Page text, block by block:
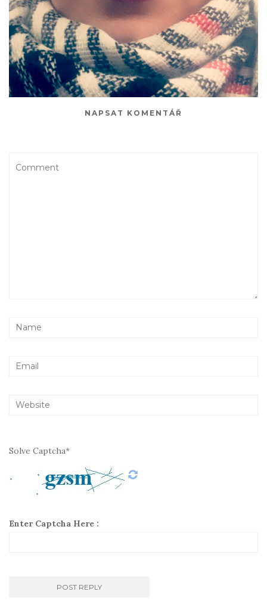
NAPSAT KOMENTÁŘ
Solve Captcha*
Enter Captcha Here :